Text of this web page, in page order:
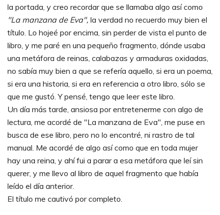
la portada, y creo recordar que se llamaba algo así como
"La manzana de Eva", la verdad no recuerdo muy bien el
título. Lo hojeé por encima, sin perder de vista el punto de
libro, y me paré en una pequeño fragmento, dónde usaba
una metáfora de reinas, calabazas y armaduras oxidadas,
no sabía muy bien a que se refería aquello, si era un poema,
si era una historia, si era en referencia a otro libro, sólo se
que me gustó. Y pensé, tengo que leer este libro.
Un día más tarde, ansiosa por entretenerme con algo de
lectura, me acordé de "La manzana de Eva", me puse en
busca de ese libro, pero no lo encontré, ni rastro de tal
manual. Me acordé de algo así como que en toda mujer
hay una reina, y ahí fui a parar a esa metáfora que leí sin
querer, y me llevo al libro de aquel fragmento que había
leído el día anterior.
El título me cautivó por completo.